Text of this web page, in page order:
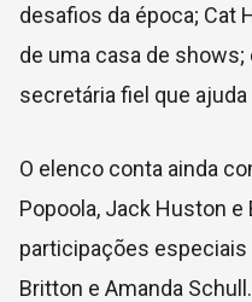
desafios da época; Cat
de uma casa de shows;
secretária fiel que
O elenco conta ainda
Popoola, Jack Huston e
participações especiais
Britton e Amanda Schull.